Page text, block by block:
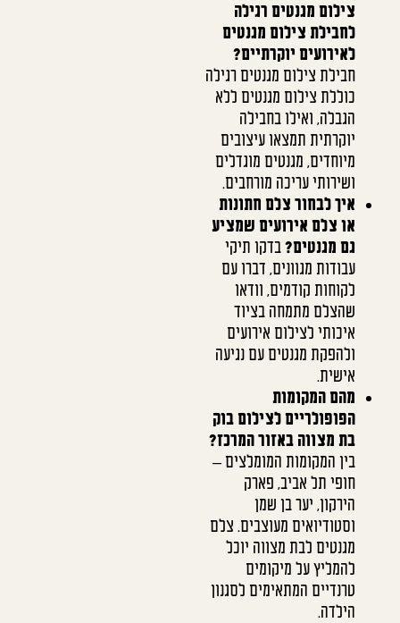
צילום מגנטים רגילה
לחבילת צילום מגנטים
לאירועים יוקרתיים?
חבילת צילום מגנטים רגילה
כוללת צילום מגנטים ללא
הגבלה, ואילו בחבילה
יוקרתית תמצאו עיצובים
מיוחדים, מגנטים מוגדלים
ושירותי עריכה מורחבים.
איך לבחור צלם חתונות
או צלם אירועים שמציע
גם מגנטים?בדקו תיקי
עבודות מגוונים, דברו עם
לקוחות קודמים, וודאו
שהצלם מתמחה בציוד
איכותי לצילום אירועים
ולהפקת מגנטים עם נגיעה
אישית.
מהם המקומות
הפופולריים לצילום בוק
בת מצווה באזור המרכז?
בין המקומות המומלצים –
חופי תל אביב, פארק
הירקון, יער בן שמן
וסטודיואים מעוצבים. צלם
מגנטים לבת מצווה יוכל
להמליץ על מיקומים
טרנדיים המתאימים לסגנון
הילדה.